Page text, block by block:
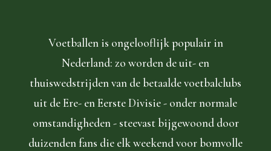
Voetballen is ongelooflijk populair in
Nederland: zo worden de uit- en
thuiswedstrijden van de betaalde voetbalclubs
uit de Ere- en Eerste Divisie - onder normale
omstandigheden - steevast bijgewoond door
duizenden fans die elk weekend voor bomvolle